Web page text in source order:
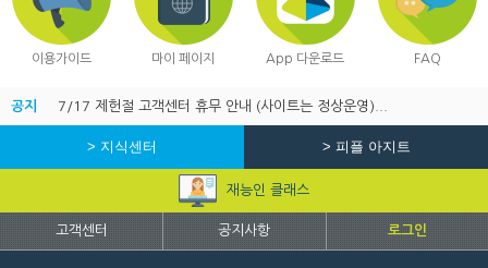
이용가이드 마이 페이지 App 다운로드 FAQ
공지 7/17 제헌절 고객센터 휴무 안내 (사이트는 정상운영)...
> 지식센터 > 피플 아지트
재능인 클래스
고객센터 공지사항 로그인